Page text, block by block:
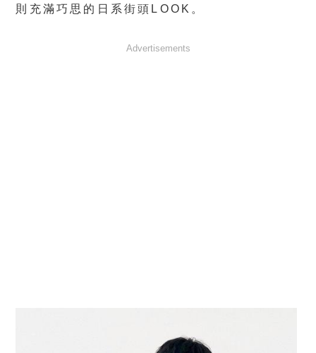
則充滿巧思的日系街頭LOOK。
Advertisements